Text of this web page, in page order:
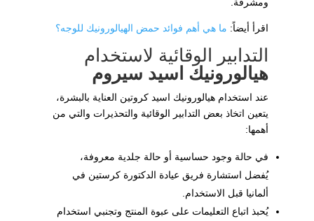
اقرأ أيضاً: ما هي أهم فوائد حمض الهيالورونيك للوجه؟
التدابير الوقائية لاستخدام
هيالورونيك اسيد سيروم
عند استخدام هيالورونيك اسيد كروتين العناية بالبشرة،
يتعين اتخاذ بعض التدابير الوقائية والتحذيرات والتي من
أهمها:
في حالة وجود حساسية أو حالة جلدية معروفة،
يُفضل استشارة فريق عيادة الدكتورة كرستين في
ألمانيا قبل الاستخدام.
يُحبذ اتباع التعليمات على عبوة المنتج وتجنبي استخدام